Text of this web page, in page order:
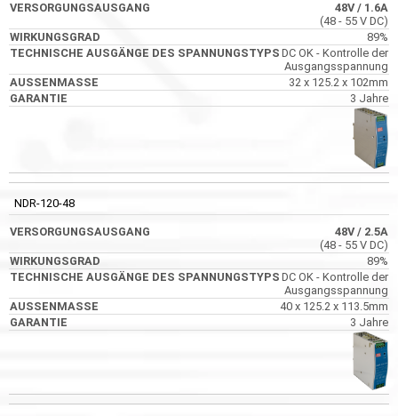
48V/ 1.6A
(48 - 55 V DC)
89%
DC OK - Kontrolle der
Ausgangsspannung
32 x 125.2 x 102mm
3 Jahre
NDR-120-48
48V/ 2.5A
(48 - 55 V DC)
89%
DC OK - Kontrolle der
Ausgangsspannung
40 x 125.2 x 113.5mm
3 Jahre